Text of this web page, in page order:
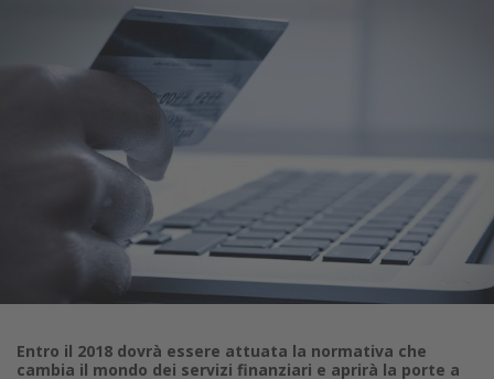
Entro il 2018 dovrà essere attuata la normativa che
cambia il mondo dei servizi finanziari e aprirà la porte a